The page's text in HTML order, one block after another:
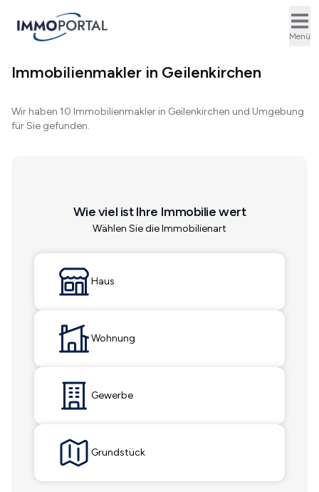
Menü
Immobilienmakler in Geilenkirchen
Wir haben 10 Immobilienmakler in Geilenkirchen und Umgebung
für Sie gefunden.
Wie viel ist Ihre Immobilie wert
Wählen Sie die Immobilienart
Haus
Wohnung
Gewerbe
Grundstück